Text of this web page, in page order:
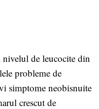
de leucocite din
probleme de
simptome neobisnuite
crescut de